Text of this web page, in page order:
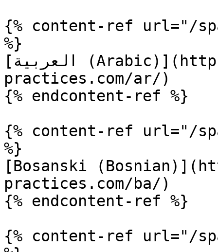
{% content-ref url="/
%}
[العربية (Arabic)](https://www.terraform-best-
practices.com/ar/)
{% endcontent-ref %}
{% content-ref url="/
%}
[Bosanski
practices.com/ba/)
{% endcontent-ref %}
{% content-ref url="/